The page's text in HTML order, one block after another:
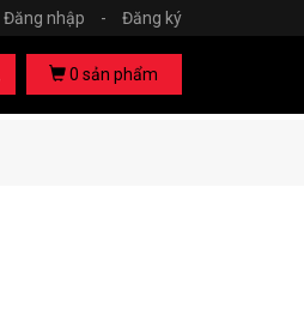
Đăng nhập - Đăng ký
0 sản phẩm